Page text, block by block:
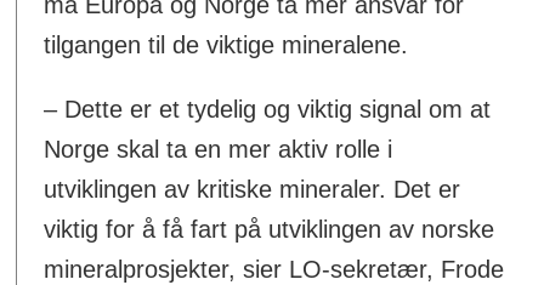
må Europa og Norge ta mer ansvar for
tilgangen til de viktige mineralene.
– Dette er et tydelig og viktig signal om at
Norge skal ta en mer aktiv rolle i
utviklingen av kritiske mineraler. Det er
viktig for å få fart på utviklingen av norske
mineralprosjekter, sier LO-sekretær, Frode